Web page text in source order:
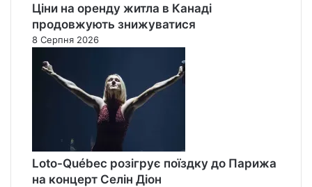
Ціни на оренду житла в Канаді
продовжують знижуватися
8 Серпня 2026
Loto-Québec розігрує поїздку до Парижа
на концерт Селін Діон